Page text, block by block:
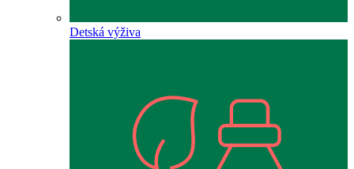
Detská výživa